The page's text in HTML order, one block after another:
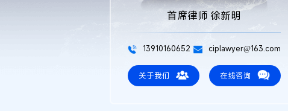
首席律师 徐新明
13910160652 ciplawyer@163.com
关于我们 在线咨询